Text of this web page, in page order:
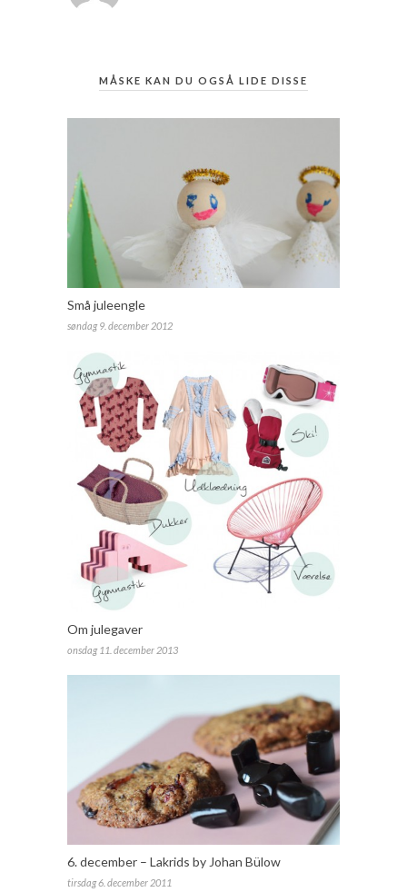
MÅSKE KAN DU OGSÅ LIDE DISSE
Små juleengle
søndag 9. december 2012
Om julegaver
onsdag 11. december 2013
6. december – Lakrids by Johan Bülow
tirsdag 6. december 2011